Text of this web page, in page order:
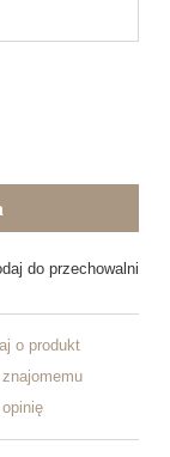
do przechowalni
o produkt